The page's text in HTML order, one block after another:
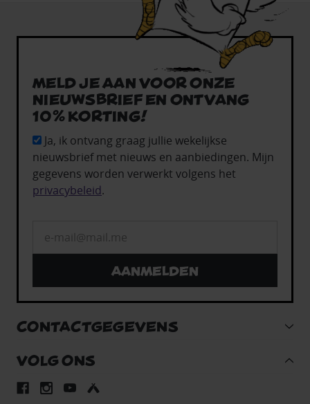
Meld je aan voor onze
nieuwsbrief en ontvang
10% korting!
Ja, ik ontvang graag jullie wekelijkse
nieuwsbrief met nieuws en aanbiedingen. Mijn
gegevens worden verwerkt volgens het
privacybeleid.
Aanmelden
CONTACTGEGEVENS
VOLG ONS